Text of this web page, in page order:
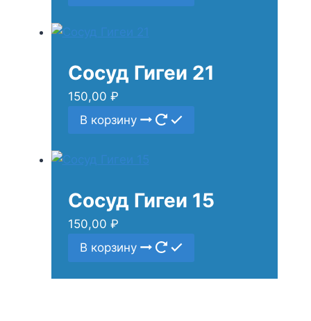
Сосуд Гигеи 21
150,00 ₽
В корзину
Сосуд Гигеи 15
150,00 ₽
В корзину